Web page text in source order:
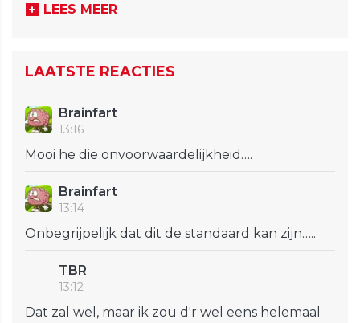
LEES MEER
LAATSTE REACTIES
Brainfart
13:16
Mooi he die onvoorwaardelijkheid….
Brainfart
13:14
Onbegrijpelijk dat dit de standaard kan zijn…..
TBR
13:12
Dat zal wel, maar ik zou d'r wel eens helemaal